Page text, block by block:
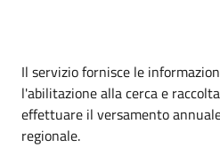
Dettagli
Il servizio fornisce le
l'abilitazione alla cerca e
effettuare il versamento
regionale.